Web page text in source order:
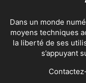
Dans un monde
moyens techniques
la liberté de ses
s’appuyant